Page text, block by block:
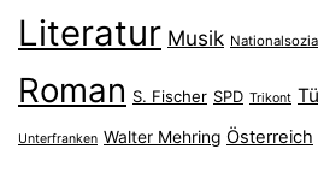
Literatur Musik
Roman S. Fischer SPD Trikont
Unterfranken Walter Mehring Österreich